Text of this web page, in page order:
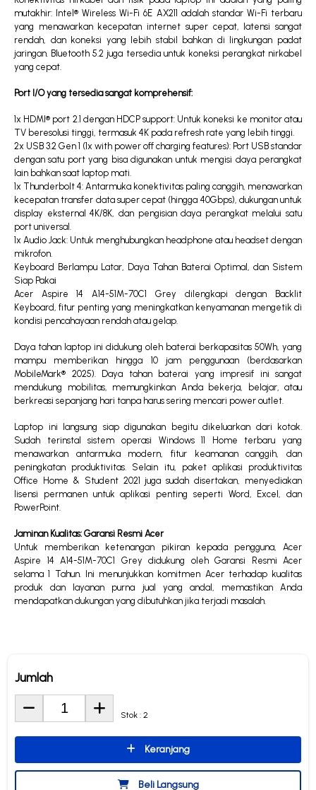
mutakhir: Intel® Wireless Wi-Fi 6E AX211 adalah standar Wi-Fi terbaru
yang menawarkan kecepatan internet super cepat, latensi sangat
rendah, dan koneksi yang lebih stabil bahkan di lingkungan padat
jaringan. Bluetooth 5.2 juga tersedia untuk koneksi perangkat nirkabel
yang cepat.
Port I/O yang tersedia sangat komprehensif:
1x HDMI® port 2.1 dengan HDCP support: Untuk koneksi ke monitor atau
TV beresolusi tinggi, termasuk 4K pada refresh rate yang lebih tinggi.
2x USB 3.2 Gen 1 (1x with power off charging features): Port USB standar
dengan satu port yang bisa digunakan untuk mengisi daya perangkat
lain bahkan saat laptop mati.
1x Thunderbolt 4: Antarmuka konektivitas paling canggih, menawarkan
kecepatan transfer data super cepat (hingga 40Gbps), dukungan untuk
display eksternal 4K/8K, dan pengisian daya perangkat melalui satu
port universal.
1x Audio Jack: Untuk menghubungkan headphone atau headset dengan
mikrofon.
Keyboard Berlampu Latar, Daya Tahan Baterai Optimal, dan Sistem
Siap Pakai
Acer Aspire 14 A14-51M-70C1 Grey dilengkapi dengan Backlit
Keyboard, fitur penting yang meningkatkan kenyamanan mengetik di
kondisi pencahayaan rendah atau gelap.
Daya tahan laptop ini didukung oleh baterai berkapasitas 50Wh, yang
mampu memberikan hingga 10 jam penggunaan (berdasarkan
MobileMark® 2025). Daya tahan baterai yang impresif ini sangat
mendukung mobilitas, memungkinkan Anda bekerja, belajar, atau
berkreasi sepanjang hari tanpa harus sering mencari power outlet.
Laptop ini langsung siap digunakan begitu dikeluarkan dari kotak.
Sudah terinstal sistem operasi Windows 11 Home terbaru yang
menawarkan antarmuka modern, fitur keamanan canggih, dan
peningkatan produktivitas. Selain itu, paket aplikasi produktivitas
Office Home & Student 2021 juga sudah disertakan, menyediakan
lisensi permanen untuk aplikasi penting seperti Word, Excel, dan
PowerPoint.
Jaminan Kualitas: Garansi Resmi Acer
Untuk memberikan ketenangan pikiran kepada pengguna, Acer
Aspire 14 A14-51M-70C1 Grey didukung oleh Garansi Resmi Acer
selama 1 Tahun. Ini menunjukkan komitmen Acer terhadap kualitas
produk dan layanan purna jual yang andal, memastikan Anda
mendapatkan dukungan yang dibutuhkan jika terjadi masalah.
Jumlah
Stok : 2
Keranjang
Beli Langsung